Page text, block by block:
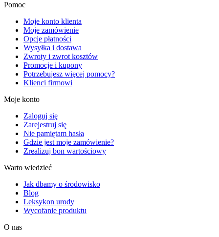
Pomoc
Moje konto klienta
Moje zamówienie
Opcje płatności
Wysyłka i dostawa
Zwroty i zwrot kosztów
Promocje i kupony
Potrzebujesz więcej pomocy?
Klienci firmowi
Moje konto
Zaloguj się
Zarejestruj się
Nie pamiętam hasła
Gdzie jest moje zamówienie?
Zrealizuj bon wartościowy
Warto wiedzieć
Jak dbamy o środowisko
Blog
Leksykon urody
Wycofanie produktu
O nas